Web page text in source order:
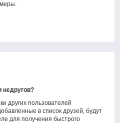
недругов?
других пользователей
в список друзей, будут
для получения быстрого